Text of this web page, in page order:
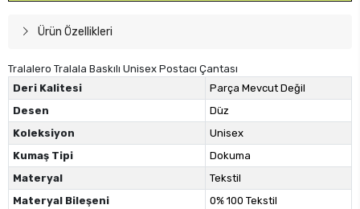
Ürün Özellikleri
Tralalero Tralala Baskılı Unisex Postacı Çantası
Deri Kalitesi
Parça Mevcut Değil
Desen
Düz
Koleksiyon
Unisex
Kumaş Tipi
Dokuma
Materyal
Tekstil
Materyal Bileşeni
0% 100 Tekstil